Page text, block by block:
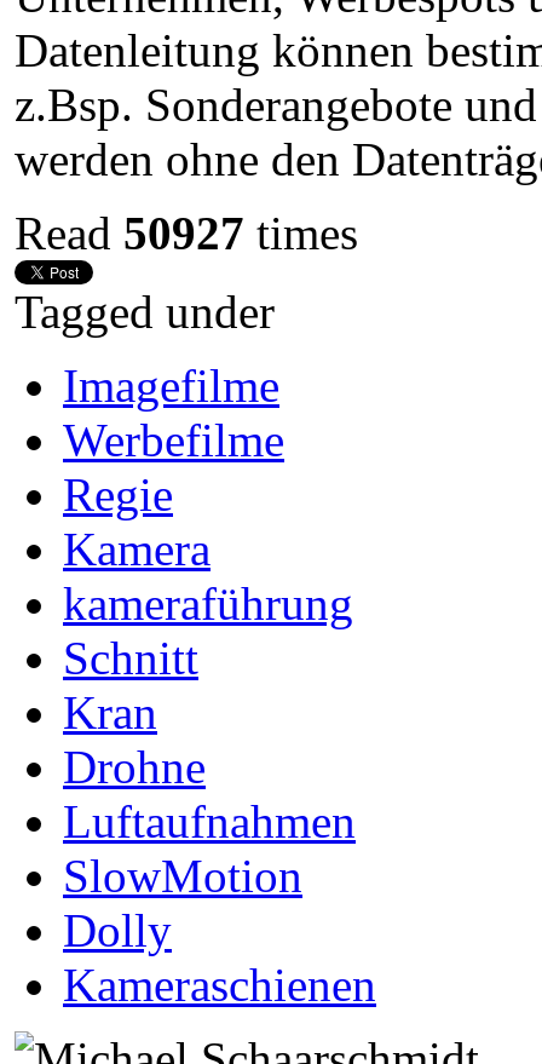
Datenleitung können
z.Bsp. Sonderangebote
werden ohne den
Read 50927 times
Tagged under
Imagefilme
Werbefilme
Regie
Kamera
kameraführung
Schnitt
Kran
Drohne
Luftaufnahmen
SlowMotion
Dolly
Kameraschienen